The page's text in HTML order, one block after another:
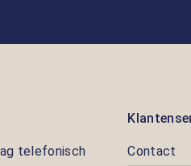
telefonisch
Contact